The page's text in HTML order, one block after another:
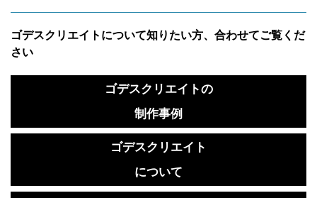
ゴデスクリエイトについて知りたい方、合わせてご覧くだ
さい
ゴデスクリエイトの
制作事例
ゴデスクリエイト
について